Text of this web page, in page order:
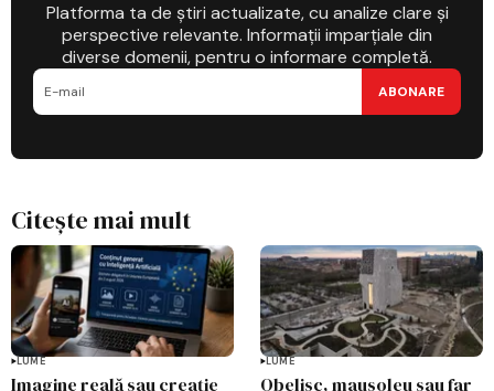
Platforma ta de știri actualizate, cu analize clare și
perspective relevante. Informații imparțiale din
diverse domenii, pentru o informare completă.
ABONARE
Citește mai mult
LUME
Imagine reală sau creație
LUME
Obelisc, mausoleu sau far